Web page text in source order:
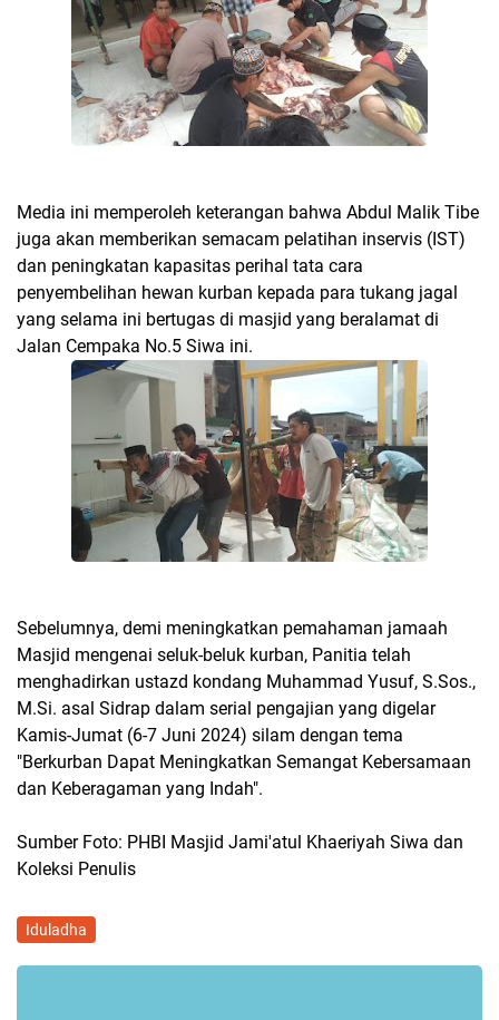
Media ini memperoleh keterangan bahwa Abdul Malik Tibe
juga akan memberikan semacam pelatihan inservis (IST)
dan peningkatan kapasitas perihal tata cara
penyembelihan hewan kurban kepada para tukang jagal
yang selama ini bertugas di masjid yang beralamat di
Jalan Cempaka No.5 Siwa ini.
Sebelumnya, demi meningkatkan pemahaman jamaah
Masjid mengenai seluk-beluk kurban, Panitia telah
menghadirkan ustazd kondang Muhammad Yusuf, S.Sos.,
M.Si. asal Sidrap dalam serial pengajian yang digelar
Kamis-Jumat (6-7 Juni 2024) silam dengan tema
"Berkurban Dapat Meningkatkan Semangat Kebersamaan
dan Keberagaman yang Indah".
Sumber Foto: PHBI Masjid Jami'atul Khaeriyah Siwa dan
Koleksi Penulis
Iduladha